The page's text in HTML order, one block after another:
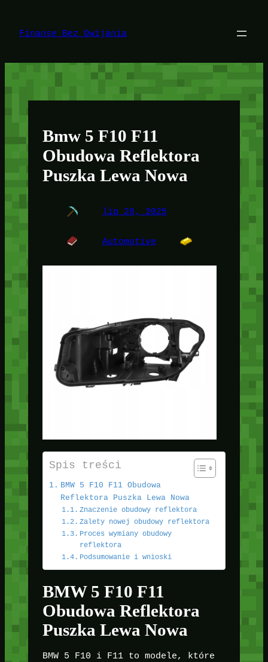
treści
Finanse Bez Owijania
Bmw 5 F10 F11
Obudowa Reflektora
Puszka Lewa Nowa
lip 28, 2025
Automotive
Spis treści
BMW 5 F10 F11 Obudowa
Reflektora Puszka Lewa Nowa
Znaczenie obudowy reflektora
Zalety nowej obudowy reflektora
Proces wymiany obudowy
reflektora
Podsumowanie i wnioski
BMW 5 F10 F11
Obudowa Reflektora
Puszka Lewa Nowa
BMW 5 F10 i F11 to modele, które